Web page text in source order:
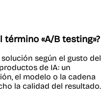
término «A/B testing»?
según el gusto del
de IA: un
el modelo o la cadena
la calidad del resultado.